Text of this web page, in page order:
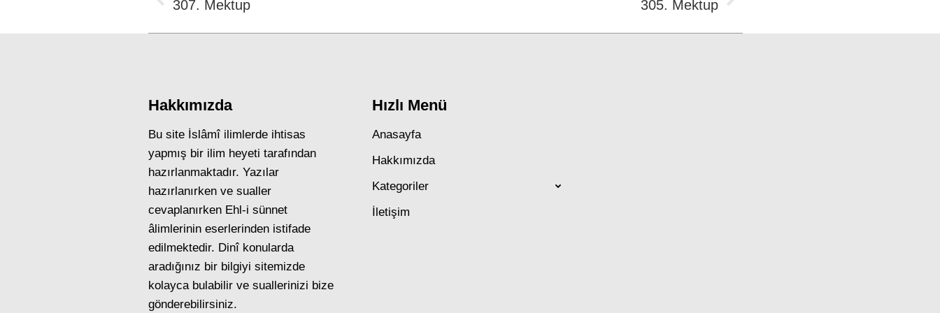
Previous
307. Mektup 305. Mektup
Hakkımızda
Bu site İslâmî ilimlerde ihtisas
yapmış bir ilim heyeti tarafından
hazırlanmaktadır. Yazılar
hazırlanırken ve sualler
cevaplanırken Ehl-i sünnet
âlimlerinin eserlerinden istifade
edilmektedir. Dinî konularda
aradığınız bir bilgiyi sitemizde
kolayca bulabilir ve suallerinizi bize
gönderebilirsiniz.
Hızlı Menü
Anasayfa
Hakkımızda
Kategoriler
İletişim